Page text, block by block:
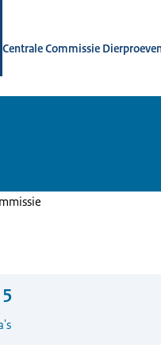
Centrale Commissie